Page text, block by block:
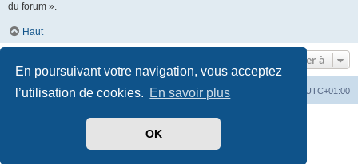
En poursuivant votre navigation, vous acceptez
l’utilisation de cookies. En savoir plus
OK
du forum ».
Haut
Aller à
Index du forum UTC+01:00
Développé parphpBB® Forum Software © phpBB Limited
Traduit par
Side-car club Français